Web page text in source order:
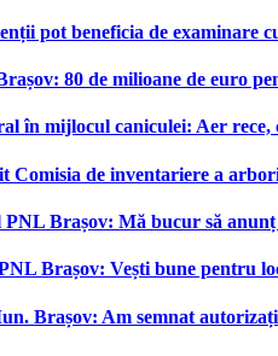
pot beneficia de examinare
80 de milioane de euro
în mijlocul caniculei: Aer rece,
Comisia de inventariere a
Brașov: Mă bucur să
Brașov: Vești bune pentru
Brașov: Am semnat